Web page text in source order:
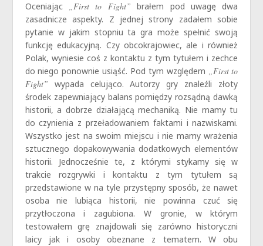
Oceniając „First to Fight” brałem pod uwagę dwa
zasadnicze aspekty. Z jednej strony zadałem sobie
pytanie w jakim stopniu ta gra może spełnić swoją
funkcję edukacyjną. Czy obcokrajowiec, ale i również
Polak, wyniesie coś z kontaktu z tym tytułem i zechce
do niego ponownie usiąść. Pod tym względem „First to
Fight” wypada celująco. Autorzy gry znaleźli złoty
środek zapewniający balans pomiędzy rozsądną dawką
historii, a dobrze działającą mechaniką. Nie mamy tu
do czynienia z przeładowaniem faktami i nazwiskami.
Wszystko jest na swoim miejscu i nie mamy wrażenia
sztucznego dopakowywania dodatkowych elementów
historii. Jednocześnie te, z którymi stykamy się w
trakcie rozgrywki i kontaktu z tym tytułem są
przedstawione w na tyle przystępny sposób, że nawet
osoba nie lubiąca historii, nie powinna czuć się
przytłoczona i zagubiona. W gronie, w którym
testowałem grę znajdowali się zarówno historyczni
laicy jak i osoby obeznane z tematem. W obu